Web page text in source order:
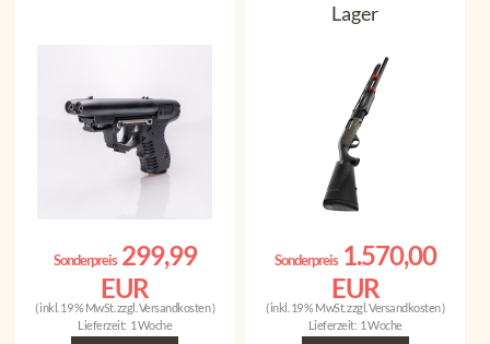
Sonderpreis299,99
EUR
( inkl. 19 % MwSt. zzgl. Versandkosten)
Lieferzeit: 1 Woche
Lager
Sonderpreis1.570,00
EUR
( inkl. 19 % MwSt. zzgl.Versandkosten)
Lieferzeit: 1 Woche